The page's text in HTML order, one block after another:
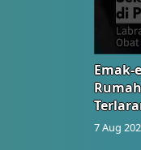
Emak-
7 Aug